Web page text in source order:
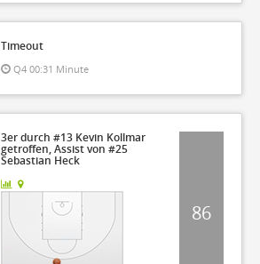
Timeout
Q4 00:31 Minute
3er durch #13 Kevin Kollmar
getroffen, Assist von #25
Sebastian Heck
86